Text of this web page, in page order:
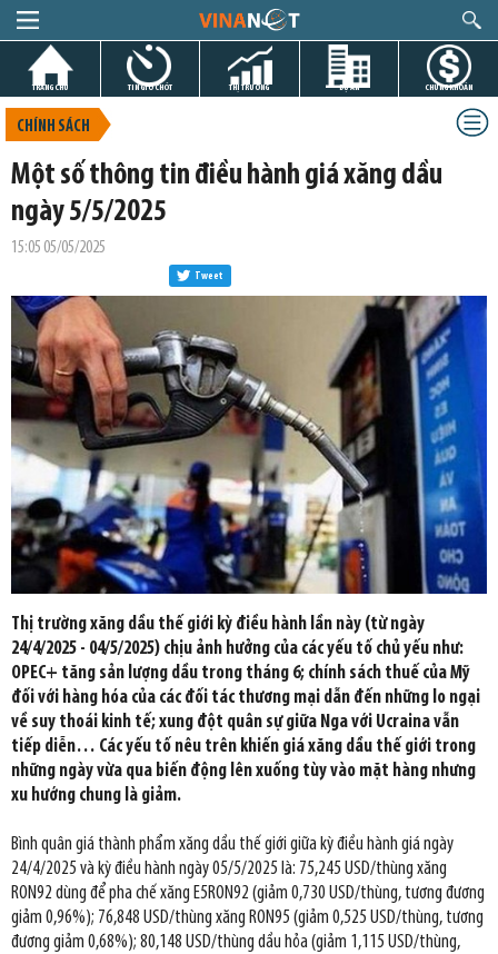
TRANG CHỦ TIN GIỜ CHÓT THỊ TRƯỜNG DỰ ÁN CHỨNG KHOÁN
CHÍNH SÁCH
Một số thông tin điều hành giá xăng dầu
ngày 5/5/2025
15:05 05/05/2025
Tweet
Thị trường xăng dầu thế giới kỳ điều hành lần này (từ ngày
24/4/2025 - 04/5/2025) chịu ảnh hưởng của các yếu tố chủ yếu như:
OPEC+ tăng sản lượng dầu trong tháng 6; chính sách thuế của Mỹ
đối với hàng hóa của các đối tác thương mại dẫn đến những lo ngại
về suy thoái kinh tế; xung đột quân sự giữa Nga với Ucraina vẫn
tiếp diễn… Các yếu tố nêu trên khiến giá xăng dầu thế giới trong
những ngày vừa qua biến động lên xuống tùy vào mặt hàng nhưng
xu hướng chung là giảm.
Bình quân giá thành phẩm xăng dầu thế giới giữa kỳ điều hành giá ngày
24/4/2025 và kỳ điều hành ngày 05/5/2025 là: 75,245 USD/thùng xăng
RON92 dùng để pha chế xăng E5RON92 (giảm 0,730 USD/thùng, tương đương
giảm 0,96%); 76,848 USD/thùng xăng RON95 (giảm 0,525 USD/thùng, tương
đương giảm 0,68%); 80,148 USD/thùng dầu hỏa (giảm 1,115 USD/thùng,